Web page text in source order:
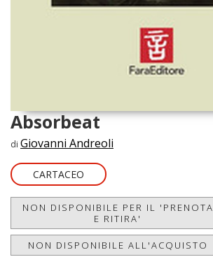
Absorbeat
di Giovanni Andreoli
CARTACEO
NON DISPONIBILE PER IL 'PRENOTA
E RITIRA'
NON DISPONIBILE ALL'ACQUISTO